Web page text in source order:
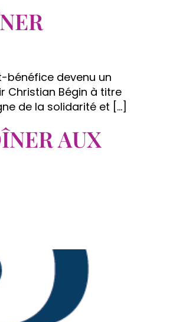
bénéfice devenu un
Christian Bégin à titre
de la solidarité et […]
AUX